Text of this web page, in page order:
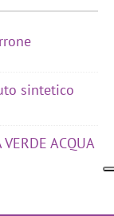
sintetico
ACQUA